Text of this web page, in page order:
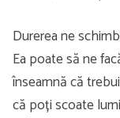
Durerea ne
Ea poate să ne
înseamnă că
că poți scoate